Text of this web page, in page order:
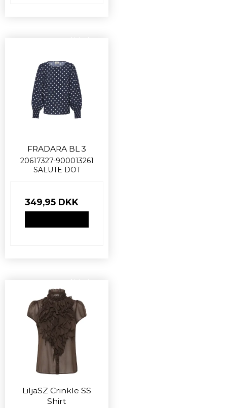
FRADARA BL 3
20617327-900013261
SALUTE DOT
349,95 DKK
LiljaSZ Crinkle SS
Shirt